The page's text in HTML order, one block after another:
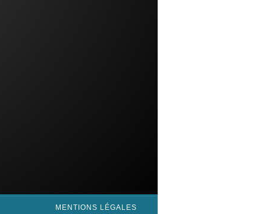
MENTIONS LÉGALES